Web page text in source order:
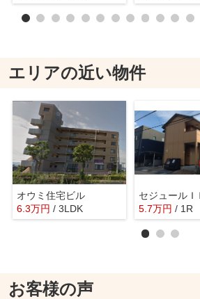
エリアの近い物件
オウミ住宅ビル
6.3万円 / 3LDK
セジュールＩ
5.7万円 / 1R
お客様の声